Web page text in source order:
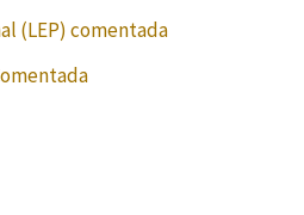
(LEP) comentada